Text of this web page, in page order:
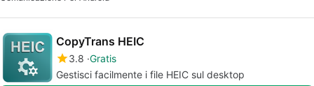
CopyTrans HEIC
3.8 Gratis
Gestisci facilmente i file HEIC sul desktop